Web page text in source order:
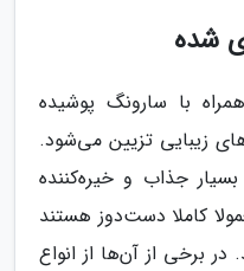
شده
با سارونگ پوشیده
زیبایی تزیین می‌شود.
جذاب و خیره‌کننده
کاملا دست‌دوز هستند
برخی از آن‌ها از انواع